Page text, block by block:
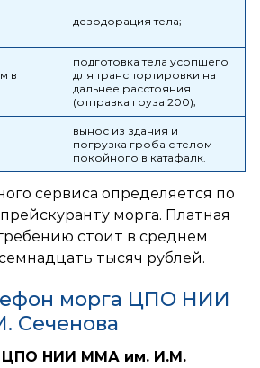
дезодорация тела;
в
подготовка тела усопшего
для транспортировки на
дальнее расстояния
(отправка груза 200);
вынос из здания и
погрузка гроба с телом
покойного в катафалк.
сервиса определяется по
морга. Платная
стоит в среднем
тысяч рублей.
морга ЦПО НИИ
Сеченова
ЦПО НИИ ММА им. И.М.